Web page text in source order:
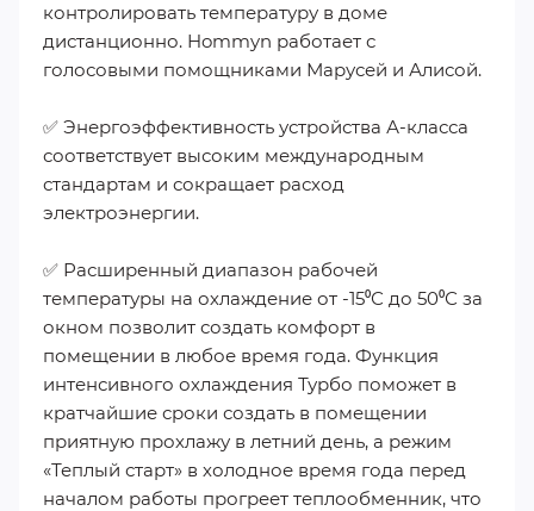
контролировать температуру в доме
дистанционно. Hommyn работает с
голосовыми помощниками Марусей и Алисой.
✅ Энергоэффективность устройства А-класса
соответствует высоким международным
стандартам и сокращает расход
электроэнергии.
✅ Расширенный диапазон рабочей
температуры на охлаждение от -15⁰С до 50⁰С за
окном позволит создать комфорт в
помещении в любое время года. Функция
интенсивного охлаждения Турбо поможет в
кратчайшие сроки создать в помещении
приятную прохлажу в летний день, а режим
«Теплый старт» в холодное время года перед
началом работы прогреет теплообменник, что